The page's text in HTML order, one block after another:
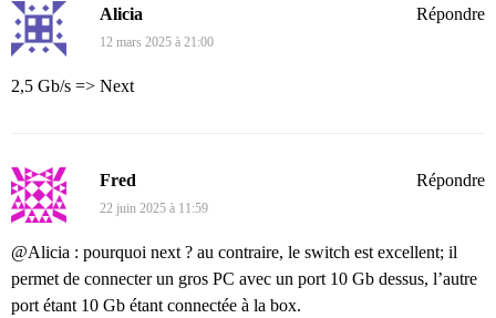
Alicia
12 mars 2025 à 21:00
2,5 Gb/s => Next
Répondre
Fred
22 juin 2025 à 11:59
@Alicia : pourquoi next ? au contraire, le switch est excellent; il
permet de connecter un gros PC avec un port 10 Gb dessus, l’autre
port étant 10 Gb étant connectée à la box.
Répondre